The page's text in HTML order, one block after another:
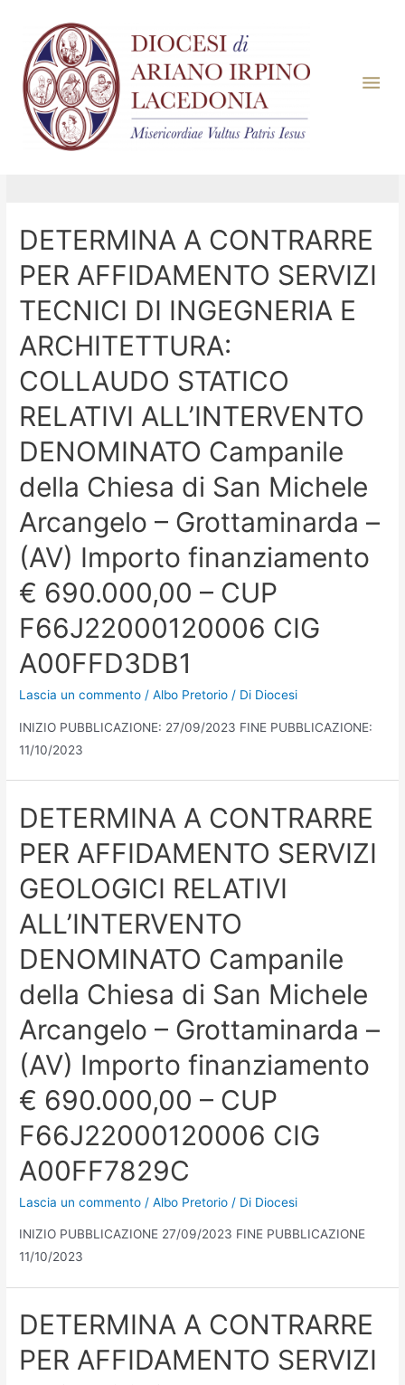
Mese:Settembre
2023
DETERMINA A CONTRARRE
PER AFFIDAMENTO SERVIZI
TECNICI DI INGEGNERIA E
ARCHITETTURA:
COLLAUDO STATICO
RELATIVI ALL’INTERVENTO
DENOMINATO Campanile
della Chiesa di San Michele
Arcangelo – Grottaminarda –
(AV) Importo finanziamento
€ 690.000,00 – CUP
F66J22000120006 CIG
A00FFD3DB1
Lascia un commento /Albo Pretorio / Di Diocesi
INIZIO PUBBLICAZIONE: 27/09/2023 FINE PUBBLICAZIONE:
11/10/2023
DETERMINA A CONTRARRE
PER AFFIDAMENTO SERVIZI
GEOLOGICI RELATIVI
ALL’INTERVENTO
DENOMINATO Campanile
della Chiesa di San Michele
Arcangelo – Grottaminarda –
(AV) Importo finanziamento
€ 690.000,00 – CUP
F66J22000120006 CIG
A00FF7829C
Lascia un commento /Albo Pretorio / Di Diocesi
INIZIO PUBBLICAZIONE 27/09/2023 FINE PUBBLICAZIONE
11/10/2023
DETERMINA A CONTRARRE
PER AFFIDAMENTO SERVIZI